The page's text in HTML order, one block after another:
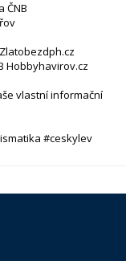
ČNB
Hobbyhavirov.cz
vlastní informační
#ceskylev